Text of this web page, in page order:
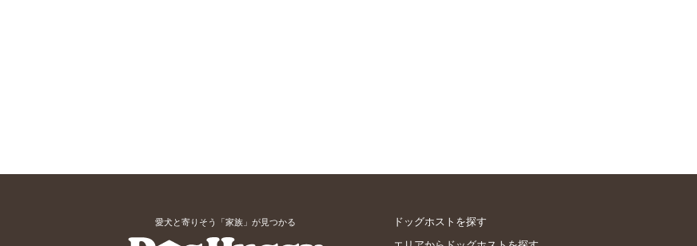
愛犬と寄りそう「家族」が見つかる
ドッグホストを探す